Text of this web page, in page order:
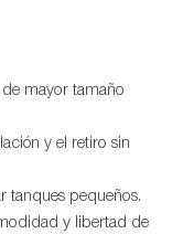
mayor tamaño
y el retiro sin
tanques pequeños.
y libertad de